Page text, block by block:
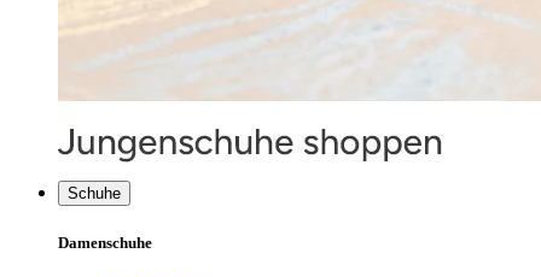
Schuhe
Damenschuhe